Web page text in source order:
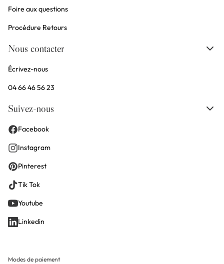
Foire aux questions
Procédure Retours
Nous contacter
Écrivez-nous
04 66 46 56 23
Suivez-nous
Facebook
Instagram
Pinterest
Tik Tok
Youtube
Linkedin
Modes de paiement